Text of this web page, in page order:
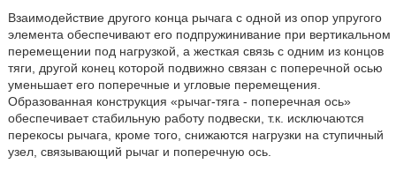
Взаимодействие другого конца рычага с одной из опор упругого
элемента обеспечивают его подпружинивание при вертикальном
перемещении под нагрузкой, а жесткая связь с одним из концов
тяги, другой конец которой подвижно связан с поперечной осью
уменьшает его поперечные и угловые перемещения.
Образованная конструкция «рычаг-тяга - поперечная ось»
обеспечивает стабильную работу подвески, т.к. исключаются
перекосы рычага, кроме того, снижаются нагрузки на ступичный
узел, связывающий рычаг и поперечную ось.